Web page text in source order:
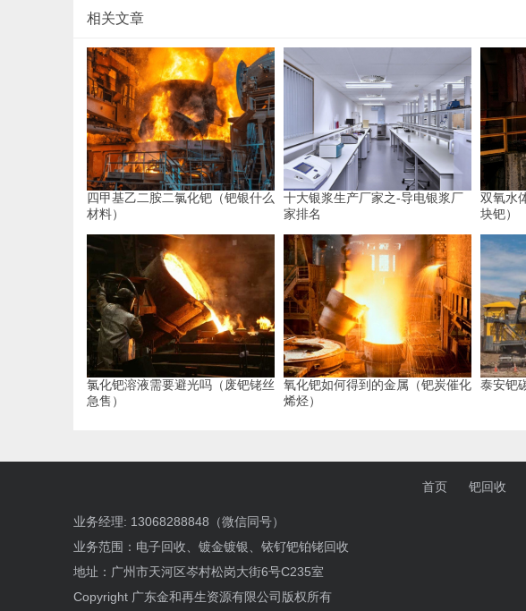
相关文章
四甲基乙二胺二氯化钯（钯银什么
材料）
十大银浆生产厂家之-导电银浆厂
家排名
双氧水
块钯）
氯化钯溶液需要避光吗（废钯铑丝
急售）
氧化钯如何得到的金属（钯炭催化
烯烃）
泰安钯
首页 钯回收
业务经理: 13068288848（微信同号）
业务范围：电子回收、镀金镀银、铱钌钯铂铑回收
地址：广州市天河区岑村松岗大街6号C235室
Copyright 广东金和再生资源有限公司版权所有